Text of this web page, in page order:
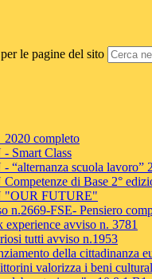
le pagine del sito
completo
- Smart Class
- “alternanza scuola
Competenze di Base 2°
"OUR FUTURE"
n.2669-FSE- Pensiero
experience avviso n. 3781
tutti avviso n.1953
della cittadinanza
valorizza i beni